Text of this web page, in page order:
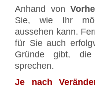
Anhand von
Sie, wie Ihr
aussehen kann.
für Sie auch
Gründe gibt, die
sprechen.
Je nach